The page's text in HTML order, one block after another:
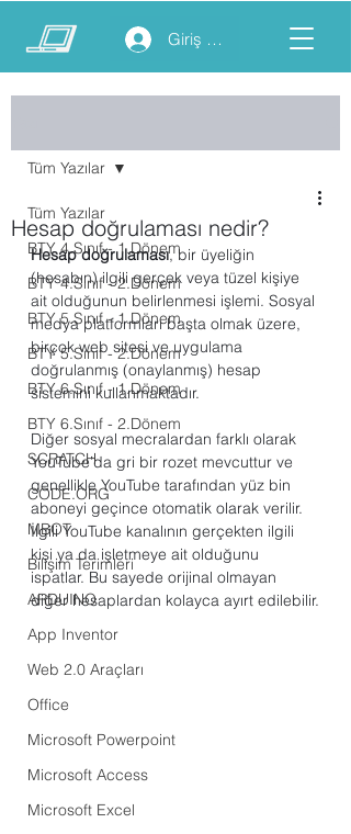
Giriş yap
Tüm Yazılar
BTY 4.Sınıf - 1.Dönem
BTY 4.Sınıf - 2.Dönem
BTY 5.Sınıf - 1.Dönem
BTY 5.Sınıf - 2.Dönem
BTY 6.Sınıf - 1.Dönem
BTY 6.Sınıf - 2.Dönem
SCRATCH
CODE.ORG
MBOT
Bilişim Terimleri
ARDUINO
App Inventor
Web 2.0 Araçları
Office
Microsoft Powerpoint
Microsoft Access
Microsoft Excel
Tüm Yazılar
Hesap doğrulaması nedir?
Hesap doğrulaması, bir üyeliğin
(hesabın) ilgili gerçek veya tüzel kişiye
ait olduğunun belirlenmesi işlemi. Sosyal
medya platformları başta olmak üzere,
birçok web sitesi ve uygulama
doğrulanmış (onaylanmış) hesap
sistemini kullanmaktadır.
Diğer sosyal mecralardan farklı olarak
YouTube’da gri bir rozet mevcuttur ve
genellikle YouTube tarafından yüz bin
aboneyi geçince otomatik olarak verilir.
İlgili YouTube kanalının gerçekten ilgili
kişi ya da işletmeye ait olduğunu
ispatlar. Bu sayede orijinal olmayan
diğer hesaplardan kolayca ayırt edilebilir.